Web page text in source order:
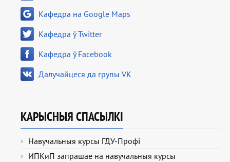
Кафедра на Google Maps
Кафедра ў Twitter
Кафедра ў Facebook
Далучайцеся да групы VK
КАРЫСНЫЯ СПАСЫЛКІ
Навучальныя курсы ГДУ-Профі
ИПКиП запрашае на навучальныя курсы